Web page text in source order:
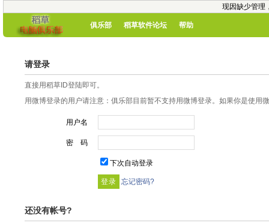
现因缺少管理
俱乐部 稻草软件论坛 帮助
请登录
直接用稻草ID登陆即可。
用微博登录的用户请注意：俱乐部目前暂不支持用微博登录。如果你是使用
用户名
密 码
下次自动登录
忘记密码?
还没有帐号?